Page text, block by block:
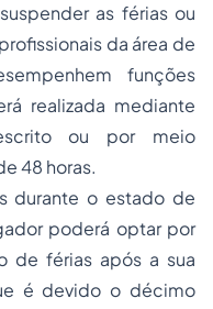
as férias ou
da área de
funções
realizada mediante
ou por meio
48 horas.
o estado de
poderá optar por
de férias após a sua
é devido o décimo